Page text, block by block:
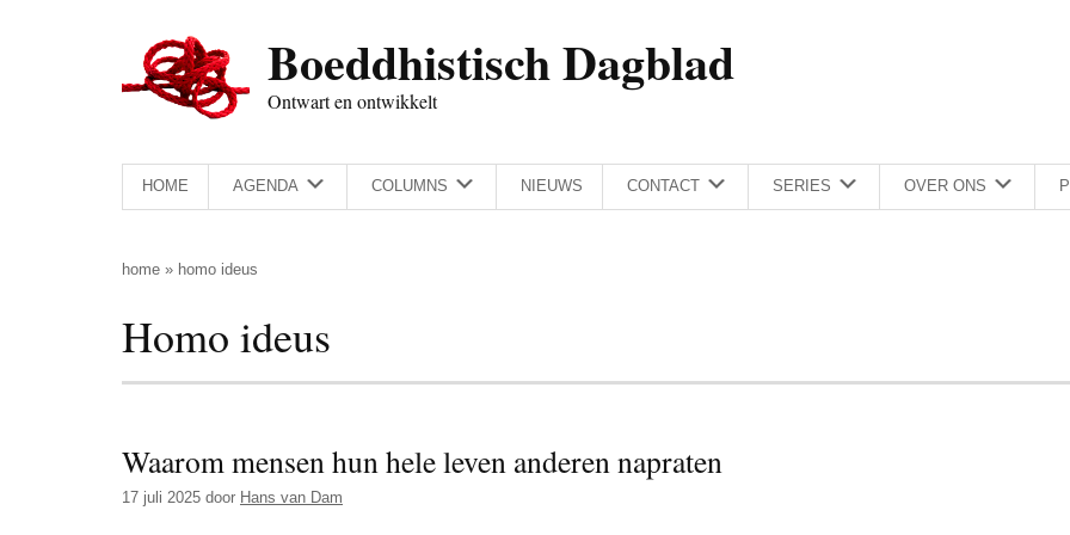
Boeddhistisch Dagblad
Ontwart en ontwikkelt
HOME AGENDA COLUMNS NIEUWS CONTACT SERIES OVER ONS
home » homo ideus
Homo ideus
Waarom mensen hun hele leven anderen napraten
17 juli 2025 door Hans van Dam